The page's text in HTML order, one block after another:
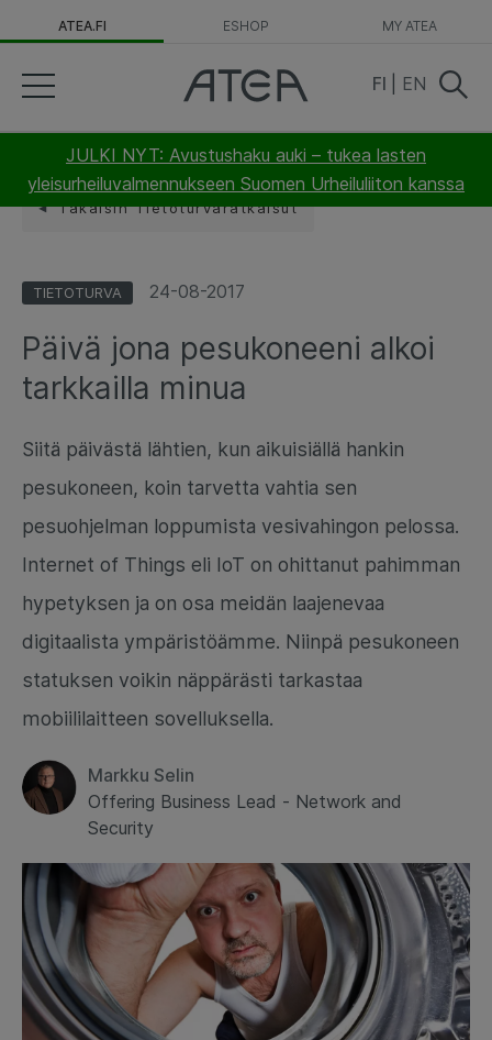
ATEA.FI ESHOP MY ATEA
JULKI NYT: Avustushaku auki – tukea lasten
yleisurheiluvalmennukseen Suomen Urheiluliiton kanssa
FI EN
Takaisin Tietoturvaratkaisut
TIETOTURVA 24-08-2017
Päivä jona pesukoneeni alkoi
tarkkailla minua
Siitä päivästä lähtien, kun aikuisiällä hankin
pesukoneen, koin tarvetta vahtia sen
pesuohjelman loppumista vesivahingon pelossa.
Internet of Things eli IoT on ohittanut pahimman
hypetyksen ja on osa meidän laajenevaa
digitaalista ympäristöämme. Niinpä pesukoneen
statuksen voikin näppärästi tarkastaa
mobiililaitteen sovelluksella.
Markku Selin
Offering Business Lead - Network and
Security